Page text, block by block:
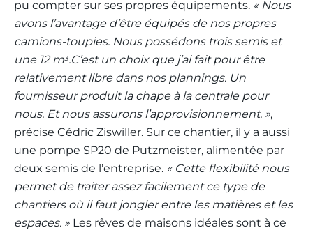
pu compter sur ses propres équipements. « Nous
avons l’avantage d’être équipés de nos propres
camions-toupies. Nous possédons trois semis et
une 12 m3.C’est un choix que j’ai fait pour être
relativement libre dans nos plannings. Un
fournisseur produit la chape à la centrale pour
nous. Et nous assurons l’approvisionnement. »,
précise Cédric Ziswiller. Sur ce chantier, il y a aussi
une pompe SP20 de Putzmeister, alimentée par
deux semis de l’entreprise. « Cette flexibilité nous
permet de traiter assez facilement ce type de
chantiers où il faut jongler entre les matières et les
espaces. » Les rêves de maisons idéales sont à ce